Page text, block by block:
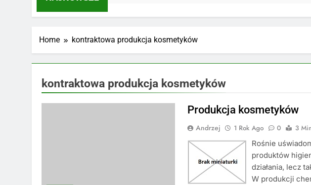
Home kontraktowa produkcja kosmetyków
kontraktowa produkcja kosmetyków
Produkcja kosmetyków
Andrzej 1 Rok Ago 0
3
Rośnie
produktów
działania, lecz
W produkcji